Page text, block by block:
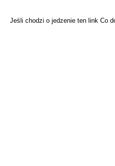
Jeśli chodzi o jedzenie ten link Co